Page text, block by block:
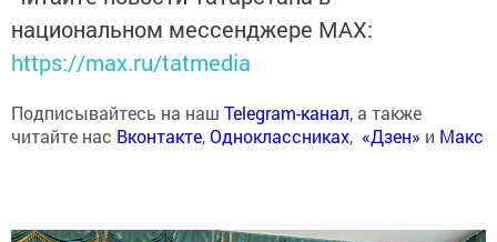
национальном мессенджере MАХ:
https://max.ru/tatmedia
Подписывайтесь на наш Telegram-канал, а также
читайте нас Вконтакте,Одноклассниках, «Дзен» и Макс